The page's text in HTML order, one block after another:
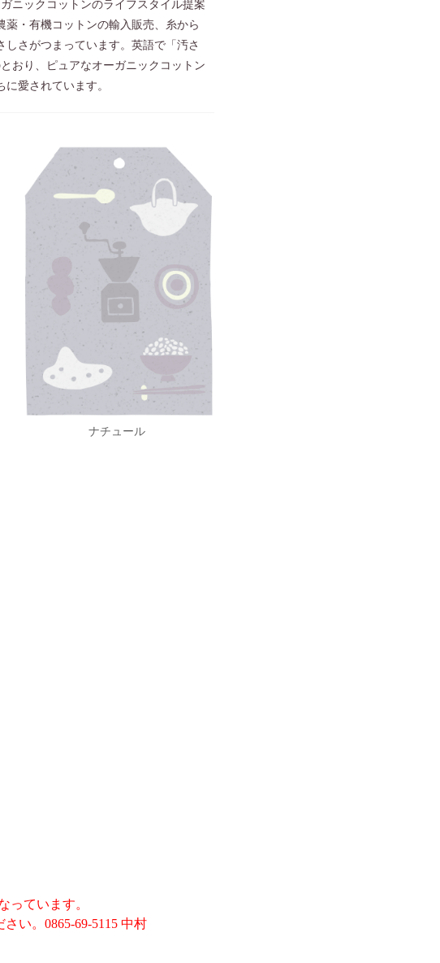
ニックコットンのライフスタイル提案
・有機コットンの輸入販売、糸から
さがつまっています。英語で「汚さ
おり、ピュアなオーガニックコットン
愛されています。
ナチュール
っています。
い。0865-69-5115 中村